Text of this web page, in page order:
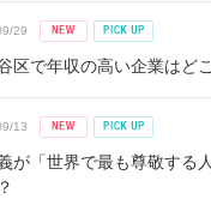
29
区で年収の高い企業はど
13
が「世界で最も尊敬する